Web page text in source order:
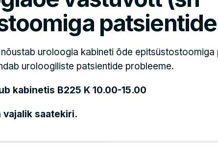
uroloogia kabineti õde
uroloogiliste patsientide probleeme.
kabinetis B225 K 10.00-15.00
saatekiri.